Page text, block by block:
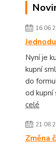
Nyní je
kupní
do
od kupní
celé
Změna